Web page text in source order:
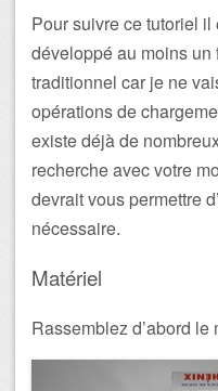
Pour suivre ce tutoriel il
développé au moins
traditionnel car je ne
opérations de
existe déjà de
recherche avec votre
devrait vous permettre
nécessaire.
Matériel
Rassemblez d’abord le